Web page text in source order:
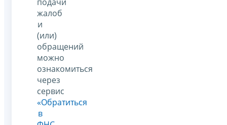
жалоб
и
(или)
обращений
можно
ознакомиться
через
сервис
«Обратиться
в